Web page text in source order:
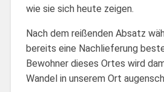
wie sie sich heute zeigen.
Nach dem reißenden Absatz
bereits eine Nachlieferung
Bewohner dieses Ortes wird
Wandel in unserem Ort